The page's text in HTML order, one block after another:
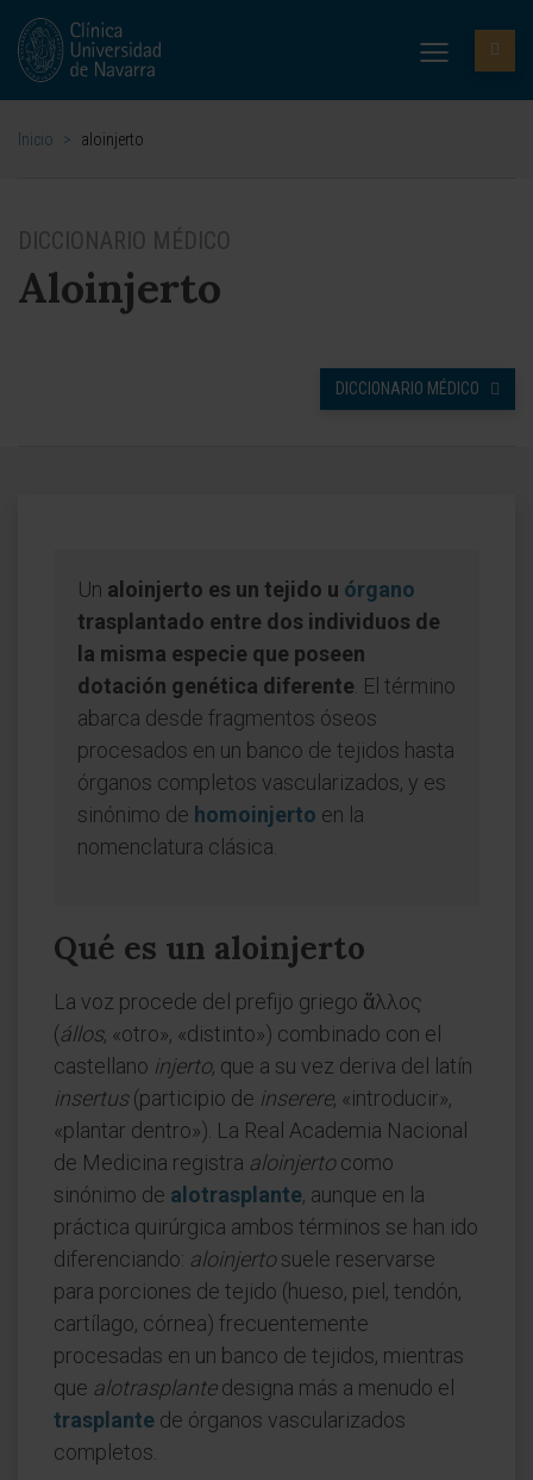
Inicio > aloinjerto
DICCIONARIO MÉDICO
Aloinjerto
DICCIONARIO MÉDICO
Un aloinjerto es un tejido u órgano
trasplantado entre dos individuos de
la misma especie que poseen
dotación genética diferente . El término
abarca desde fragmentos óseos
procesados en un banco de tejidos hasta
órganos completos vascularizados, y es
sinónimo de homoinjerto en la
nomenclatura clásica.
Qué es un aloinjerto
La voz procede del prefijo griego ἄλλος
(állos, «otro», «distinto») combinado con el
castellano injerto, que a su vez deriva del latín
insertus(participio de inserere, «introducir»,
«plantar dentro»). La Real Academia Nacional
de Medicina registra aloinjertocomo
sinónimo de alotrasplante, aunque en la
práctica quirúrgica ambos términos se han ido
diferenciando: aloinjertosuele reservarse
para porciones de tejido (hueso, piel, tendón,
cartílago, córnea) frecuentemente
procesadas en un banco de tejidos, mientras
que alotrasplantedesigna más a menudo el
trasplante de órganos vascularizados
completos.